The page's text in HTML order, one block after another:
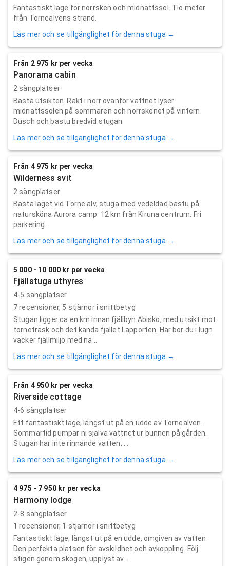
Fantastiskt läge för norrsken och midnattssol. Tio meter
från Torneälvens strand.
Läs mer och se tillgänglighet för denna stuga →
Från 2 975 kr per vecka
Panorama cabin
2 sängplatser
Bästa utsikten. Rakt i norr ovanför vattnet lyser
midnattssolen på sommaren och norrskenet på vintern.
Dusch och bastu bredvid stugan.
Läs mer och se tillgänglighet för denna stuga →
Från 4 975 kr per vecka
Wilderness svit
2 sängplatser
Bästa läget vid Torne älv, stuga med vedeldad bastu på
natursköna Aurora camp. 12 km från Kiruna centrum. Fri
parkering.
Läs mer och se tillgänglighet för denna stuga →
5 000 - 10 000 kr per vecka
Fjällstuga uthyres
4-5 sängplatser
7recensioner, 5 stjärnor i snittbetyg
Stugan ligger ca en km innan fjällbyn Abisko, med utsikt mot
torneträsk och det kända fjället Lapporten. Här bor du i lugn
vacker fjällmiljö med nä...
Läs mer och se tillgänglighet för denna stuga →
Från 4 950 kr per vecka
Riverside cottage
4-6 sängplatser
Ett fantastiskt läge, längst ut på en udde av Torneälven.
Sommartid pumpar ni själva vattnet ur bunnen på gården.
Stugan har inte rinnande vatten, ...
Läs mer och se tillgänglighet för denna stuga →
4 975 - 7 950 kr per vecka
Harmony lodge
2-8 sängplatser
1 recensioner, 1 stjärnor i snittbetyg
Fantastiskt läge, längst ut på en udde, omgiven av vatten.
Den perfekta platsen för avskildhet och avkoppling. Följ
stigen genom skogen, upplyst av...